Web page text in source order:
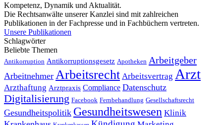
Kompetenz, Dynamik und Aktualität.
Die Rechtsanwälte unserer Kanzlei sind mit zahlreichen
Publikationen in der Fachpresse und in Fachbüchern vertreten.
Unsere Publikationen
Schlagwörter
Beliebte Themen
Antikorruption Antikorruptionsgesetz Apotheken Arbeitgeber
Arbeitnehmer Arbeitsrecht Arbeitsvertrag Arzt
Arzthaftung Arztpraxis Compliance Datenschutz
Digitalisierung Facebook Fernbehandlung Gesellschaftsrecht
Gesundheitspolitik Gesundheitswesen Klinik